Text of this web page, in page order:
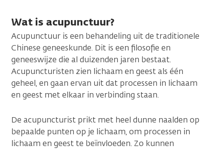
Wat is acupunctuur?
Acupunctuur is een behandeling uit de traditionele
Chinese geneeskunde. Dit is een filosofie en
geneeswijze die al duizenden jaren bestaat.
Acupuncturisten zien lichaam en geest als één
geheel, en gaan ervan uit dat processen in lichaam
en geest met elkaar in verbinding staan.
De acupuncturist prikt met heel dunne naalden op
bepaalde punten op je lichaam, om processen in
lichaam en geest te beïnvloeden. Zo kunnen